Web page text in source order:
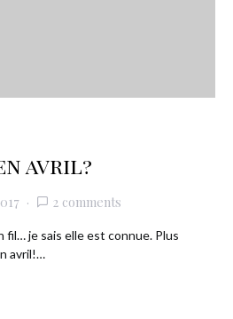
avril?
2 comments
fil… je sais elle est connue. Plus
avril!…